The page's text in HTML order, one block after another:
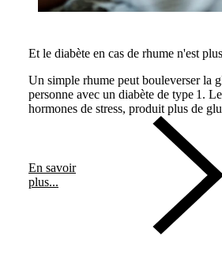
Et le diabète en cas de rhume n'est
Un simple rhume peut bouleverser la
personne avec un diabète de type 1.
hormones de stress, produit plus de
augmente. Nous vous expliquons ce à
attention, ainsi que les conseils et
En savoir
plus...